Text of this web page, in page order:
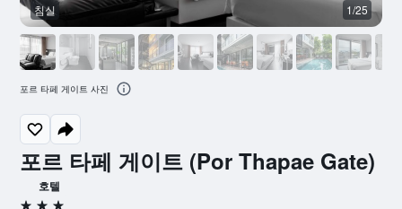
포르 타페 게이트 (Por Thapae Gate)
호텔
침실 1/25
포르 타페 게이트 사진